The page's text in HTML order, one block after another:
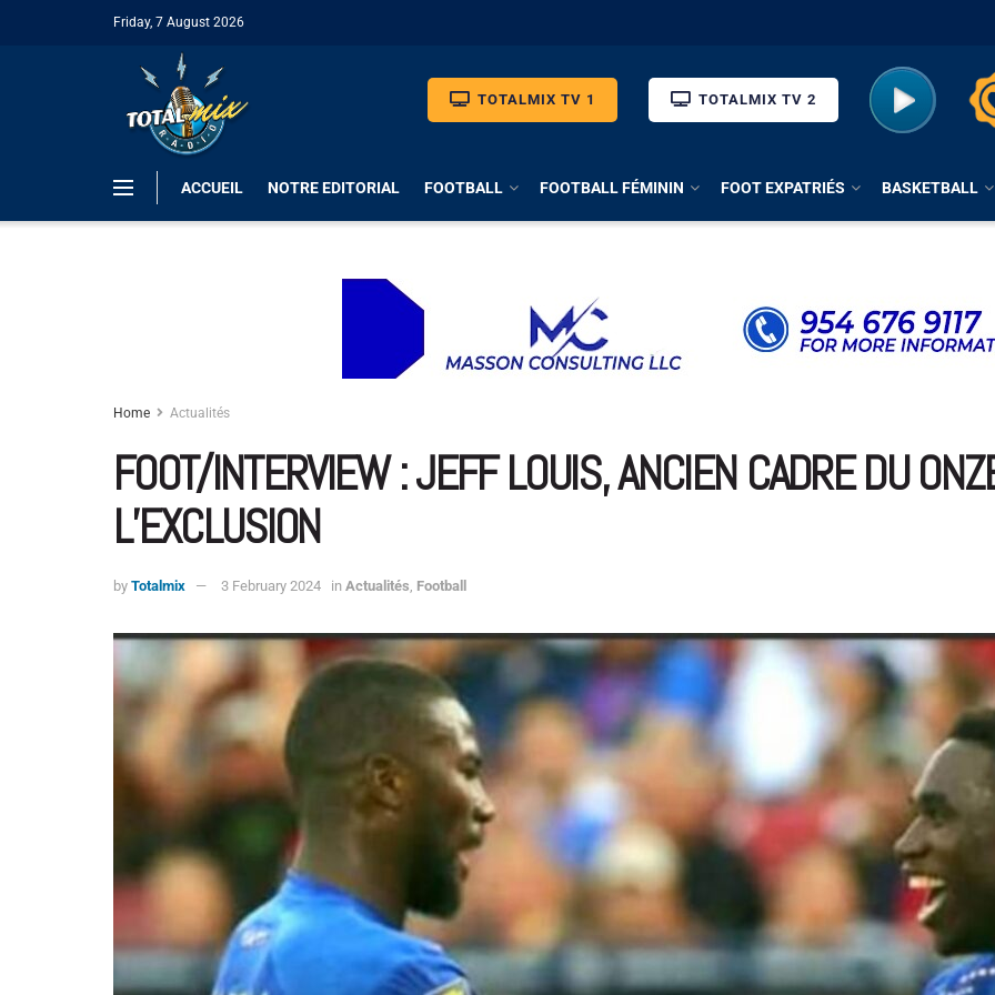
Friday, 7 August 2026
TOTALMIX TV 1 TOTALMIX TV 2
ACCUEIL NOTRE EDITORIAL FOOTBALL FOOTBALL FÉMININ FOOT EXPATRIÉS BASKETBALL
Home Actualités
FOOT/INTERVIEW : JEFF LOUIS, ANCIEN CADRE DU
L’EXCLUSION
by Totalmix 3 February 2024 in Actualités Football